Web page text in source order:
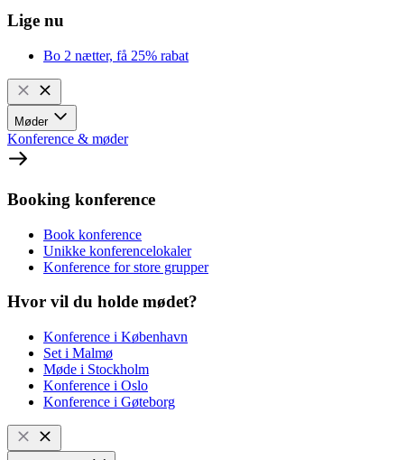
Lige nu
Bo 2 nætter, få 25% rabat
Møder
Konference & møder
Booking konference
Book konference
Unikke konferencelokaler
Konference for store grupper
Hvor vil du holde mødet?
Konference i København
Set i Malmø
Møde i Stockholm
Konference i Oslo
Konference i Gøteborg